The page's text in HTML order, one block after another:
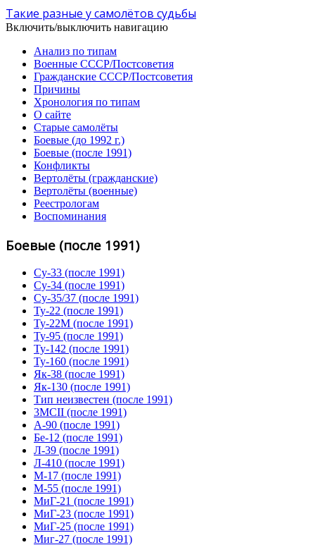
Такие разные у самолётов судьбы
Включить/выключить навигацию
Анализ по типам
Военные СССР/Постсоветия
Гражданские СССР/Постсоветия
Причины
Хронология по типам
О сайте
Старые самолёты
Боевые (до 1992 г.)
Боевые (после 1991)
Конфликты
Вертолёты (гражданские)
Вертолёты (военные)
Реестрологам
Воспоминания
Боевые (после 1991)
Су-33 (после 1991)
Су-34 (после 1991)
Су-35/37 (после 1991)
Ту-22 (после 1991)
Ту-22М (после 1991)
Ту-95 (после 1991)
Ту-142 (после 1991)
Ту-160 (после 1991)
Як-38 (после 1991)
Як-130 (после 1991)
Тип неизвестен (после 1991)
3МСII (после 1991)
А-90 (после 1991)
Бе-12 (после 1991)
Л-39 (после 1991)
Л-410 (после 1991)
М-17 (после 1991)
М-55 (после 1991)
МиГ-21 (после 1991)
МиГ-23 (после 1991)
МиГ-25 (после 1991)
Миг-27 (после 1991)